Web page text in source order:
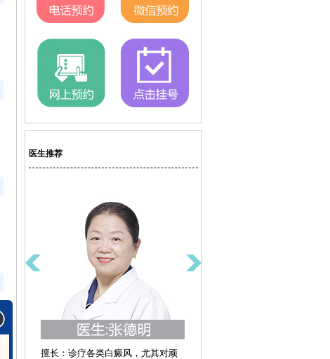
医生推荐
擅长：诊疗各类白癜风，尤其对顽